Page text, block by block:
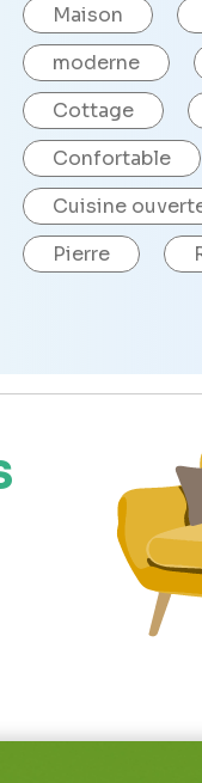
Maison
moderne
Cottage
Confortable
Cuisine
Pierre